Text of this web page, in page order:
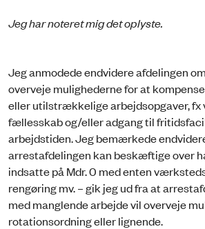
Jeg har noteret mig det oplyste.
Jeg anmodede endvidere afdelingen
overveje mulighederne for at
eller utilstrækkelige arbejdsopgaver, fx
fællesskab og/eller adgang til
arbejdstiden. Jeg bemærkede
arrestafdelingen kan beskæftige over
indsatte på Mdr. 0 med enten
rengøring mv. – gik jeg ud fra at
med manglende arbejde vil overveje
rotationsordning eller lignende.